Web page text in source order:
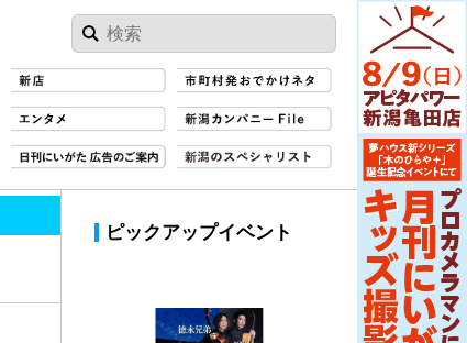
ピックアップイベント